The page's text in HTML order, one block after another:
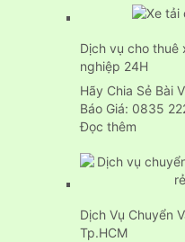
vụ
nhà
trọn
gói
24H
Dịch vụ cho thuê
nghiệp 24H
Hãy Chia Sẻ Bài
Báo Giá: 0835
Đọc thêm:
vụ
xe
Dịch Vụ Chuyển
Tp.HCM